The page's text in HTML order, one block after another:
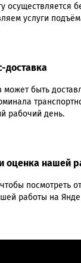
осуществляется
услуги
доставка
может быть
рабочий день.
оценка нашей
посмотреть
работы на